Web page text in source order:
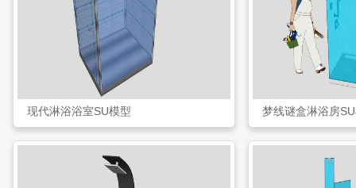
现代淋浴浴室SU模型 梦线谜盒淋浴房